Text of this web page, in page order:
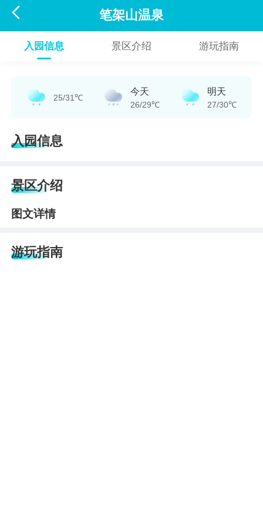
 笔架山温泉
入园信息 景区介绍 游玩指南
25/31℃
今天
26/29℃
明天
27/30℃
入园信息
景区介绍
图文详情
游玩指南